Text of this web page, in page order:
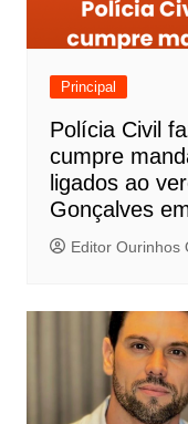
Principal
Polícia Civil
cumpre
ligados ao
Gonçalves
Editor Ourinhos